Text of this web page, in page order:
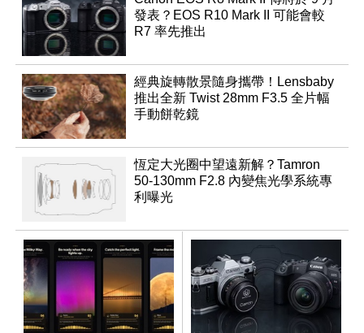
發表？EOS R10 Mark II 可能會較
R7 率先推出
經典旋轉散景隨身攜帶！Lensbaby
推出全新 Twist 28mm F3.5 全片幅
手動餅乾鏡
恆定大光圈中望遠新解？Tamron
50-130mm F2.8 內變焦光學系統專
利曝光